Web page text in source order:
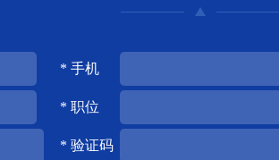
* 手机
* 职位
* 验证码